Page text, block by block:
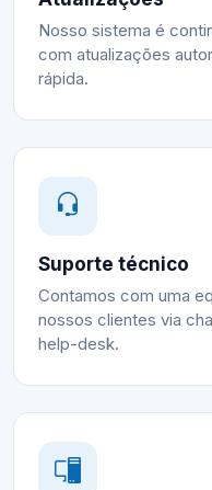
Nosso sistema é
com atualizações
rápida.
Suporte técnico
Contamos com uma
nossos clientes via
help-desk.